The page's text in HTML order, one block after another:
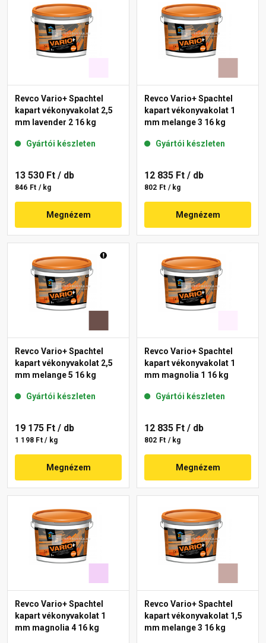
Revco Vario+ Spachtel
kapart vékonyvakolat 2,5
mm lavender 2 16 kg
Gyártói készleten
13 530 Ft / db
846 Ft / kg
Megnézem
Revco Vario+ Spachtel
kapart vékonyvakolat 1
mm melange 3 16 kg
Gyártói készleten
12 835 Ft / db
802 Ft / kg
Megnézem
Revco Vario+ Spachtel
kapart vékonyvakolat 2,5
mm melange 5 16 kg
Gyártói készleten
19 175 Ft / db
1 198 Ft / kg
Megnézem
Revco Vario+ Spachtel
kapart vékonyvakolat 1
mm magnolia 1 16 kg
Gyártói készleten
12 835 Ft / db
802 Ft / kg
Megnézem
Revco Vario+ Spachtel
kapart vékonyvakolat 1
mm magnolia 4 16 kg
Revco Vario+ Spachtel
kapart vékonyvakolat 1,5
mm melange 3 16 kg